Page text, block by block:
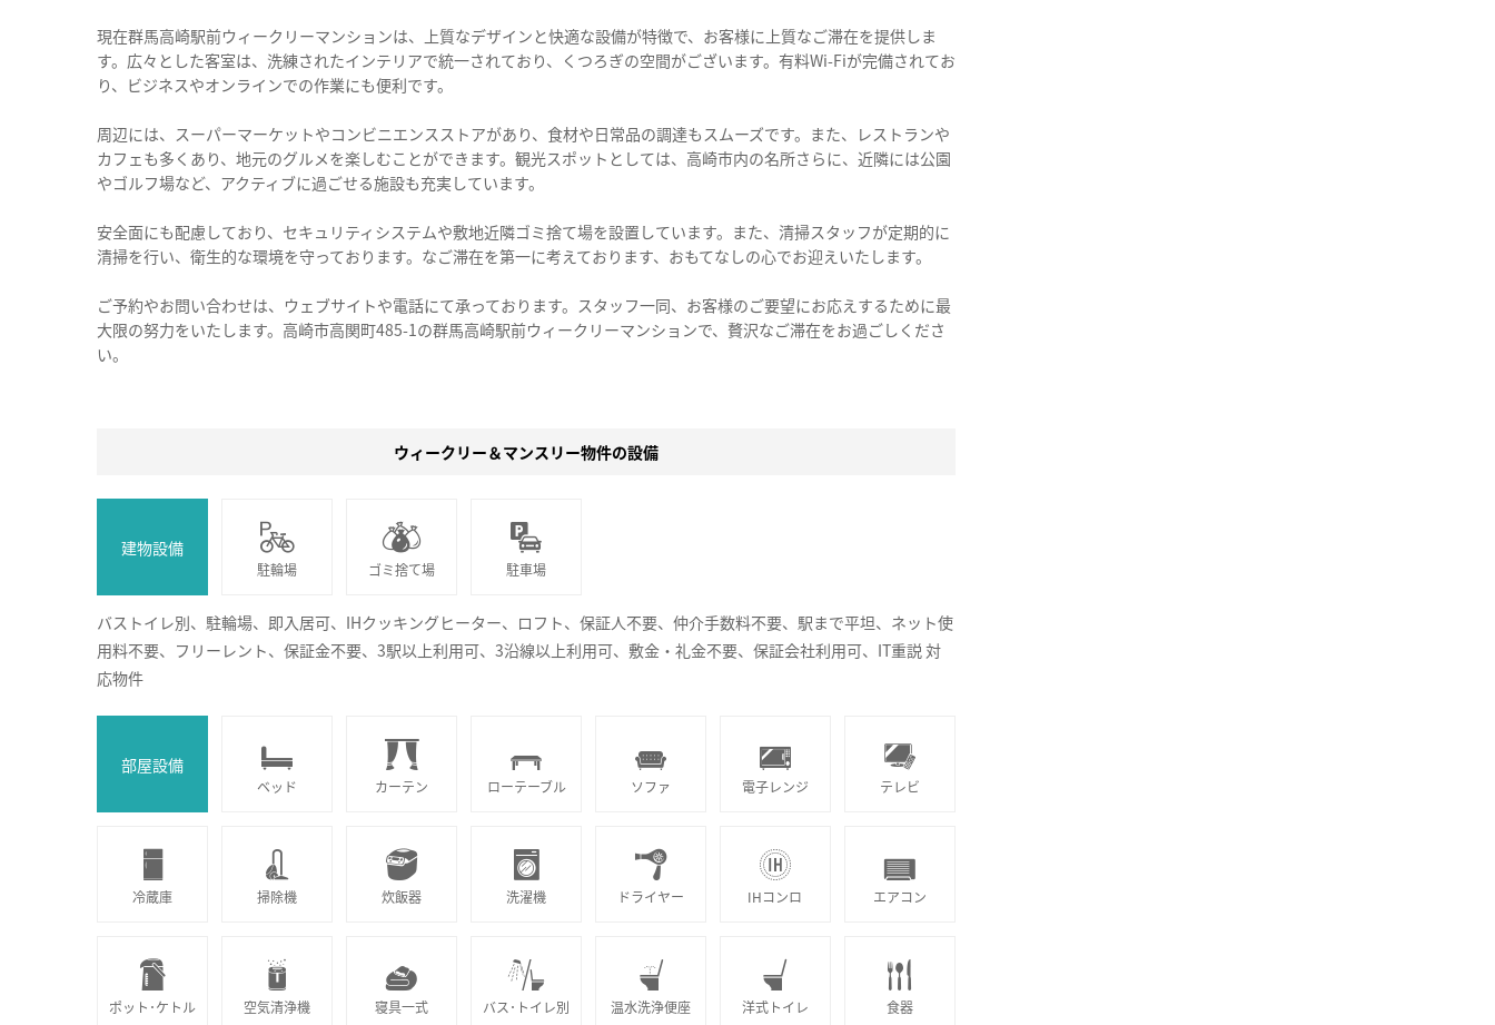
現在群馬高崎駅前ウィークリーマンションは、上質なデザインと快適な設備が特徴で、お客様に上質なご滞在を提供しま
す。広々とした客室は、洗練されたインテリアで統一されており、くつろぎの空間がございます。有料Wi-Fiが完備されてお
り、ビジネスやオンラインでの作業にも便利です。
周辺には、スーパーマーケットやコンビニエンスストアがあり、食材や日常品の調達もスムーズです。また、レストランや
カフェも多くあり、地元のグルメを楽しむことができます。観光スポットとしては、高崎市内の名所さらに、近隣には公園
やゴルフ場など、アクティブに過ごせる施設も充実しています。
安全面にも配慮しており、セキュリティシステムや敷地近隣ゴミ捨て場を設置しています。また、清掃スタッフが定期的に
清掃を行い、衛生的な環境を守っております。なご滞在を第一に考えております、おもてなしの心でお迎えいたします。
ご予約やお問い合わせは、ウェブサイトや電話にて承っております。スタッフ一同、お客様のご要望にお応えするために最
大限の努力をいたします。高崎市高関町485-1の群馬高崎駅前ウィークリーマンションで、贅沢なご滞在をお過ごしくださ
い。
ウィークリー＆マンスリー物件の設備
建物設備
駐輪場 ゴミ捨て場 駐車場
バストイレ別、駐輪場、即入居可、IHクッキングヒーター、ロフト、保証人不要、仲介手数料不要、駅まで平坦、ネット使
用料不要、フリーレント、保証金不要、3駅以上利用可、3沿線以上利用可、敷金・礼金不要、保証会社利用可、IT重説 対
応物件
部屋設備
ベッド カーテン ローテーブル ソファ 電子レンジ テレビ
冷蔵庫 掃除機 炊飯器 洗濯機 ドライヤー IHコンロ エアコン
ポット･ケトル 空気清浄機 寝具一式 バス･トイレ別 温水洗浄便座 洋式トイレ 食器